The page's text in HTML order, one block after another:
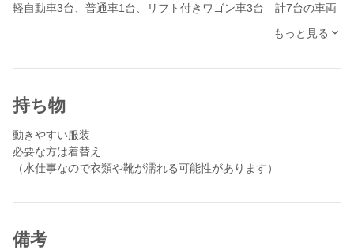
軽自動車3台、普通車1台、リフト付きワゴン車3台 計7台の車両
水洗い・ワックス掛け・車内清掃をお願いいたします
で
もっと見る
持ち物
動きやすい服装
必要な方は着替え
（水仕事なので衣類や靴が濡れる可能性があります）
備考